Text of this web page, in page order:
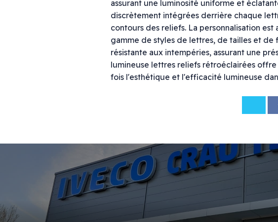
Signalétique intérieure
Plaque plexiglas
Plaque gravée
Panneau dibond
Panneau de chantier
Palissade de chantier
Bâche imprimée
Vitrine protection plexiglas
assurant une luminosité uniforme et
discrètement intégrées derrière chaque
contours des reliefs. La personnalisation
gamme de styles de lettres, de tailles et de
résistante aux intempéries, assurant une
lumineuse lettres reliefs rétroéclairées
fois l'esthétique et l'efficacité lumineuse